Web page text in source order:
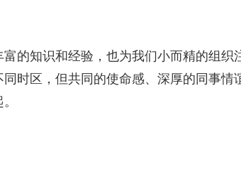
的知识和经验，也为我们小而精的组织
时区，但共同的使命感、深厚的同事情